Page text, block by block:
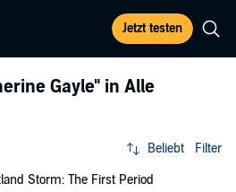
Jetzt testen
Gayle" in Alle
Beliebt Filter
Storm: The First Period